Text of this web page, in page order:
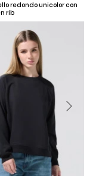
redondo unicolor con
rib